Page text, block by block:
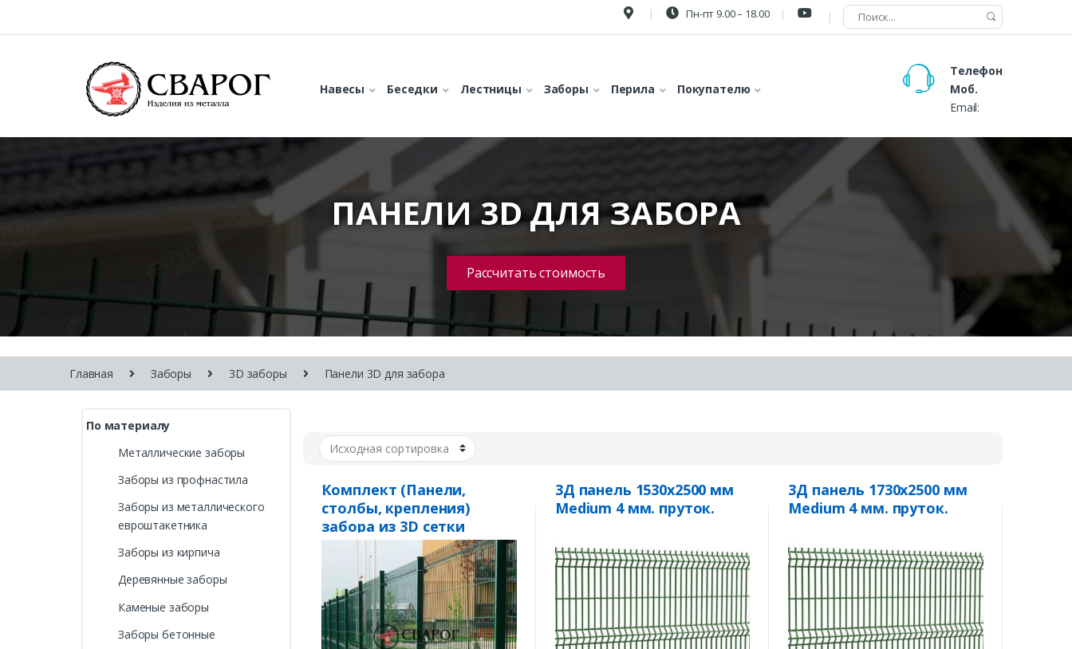
Пн-пт 9.00 – 18.00
Навесы Беседки Лестницы Заборы Перила Покупателю
Телефон
Моб.
Email:
ПАНЕЛИ 3D ДЛЯ ЗАБОРА
Рассчитать стоимость
Главная Заборы 3D заборы Панели 3D для забора
Комплект (Панели,
столбы, крепления)
забора из 3D сетки
«Medium» 4 мм. пруток
3Д панель 1530х2500 мм
Medium 4 мм. пруток.
3Д панель 1730х2500 мм
Medium 4 мм. пруток.
По материалу
Металлические заборы
Заборы из профнастила
Заборы из металлического
евроштакетника
Заборы из кирпича
Деревянные заборы
Каменые заборы
Заборы бетонные